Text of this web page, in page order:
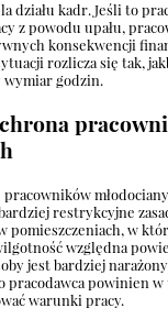
działu kadr. Jeśli to
z powodu upału,
konsekwencji
rozlicza się tak,
wymiar godzin.
restrykcyjne
pomieszczeniach, w
względna
jest bardziej
pracodawca powinien
warunki pracy.